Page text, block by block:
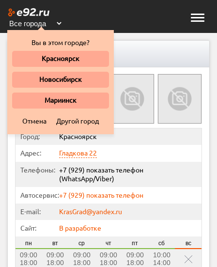
Toggle
Вы в этом городе?
Красноярск
Новосибирск
Мариинск
Отмена Другой город
Автоград
Город: Красноярск
Адрес: Гладкова 22
Телефоны: +7 (929) показать телефон
(WhatsApp/Viber)
Автосервис:+7 (929) показать телефон
E-mail: KrasGrad@yandex.ru
Сайт: В разработке
пн вт ср чт пт сб вс
09:00
18:00
09:00
18:00
09:00
18:00
09:00
18:00
09:00
18:00
10:00
14:00